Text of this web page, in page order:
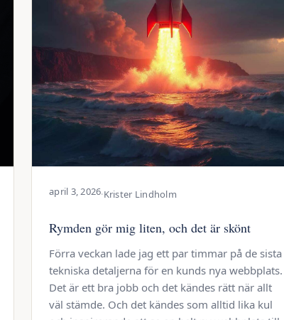
april 3, 2026·Krister Lindholm
Rymden gör mig liten, och det är skönt
Förra veckan lade jag ett par timmar på de sista
tekniska detaljerna för en kunds nya webbplats.
Det är ett bra jobb och det kändes rätt när allt
väl stämde. Och det kändes som alltid lika kul